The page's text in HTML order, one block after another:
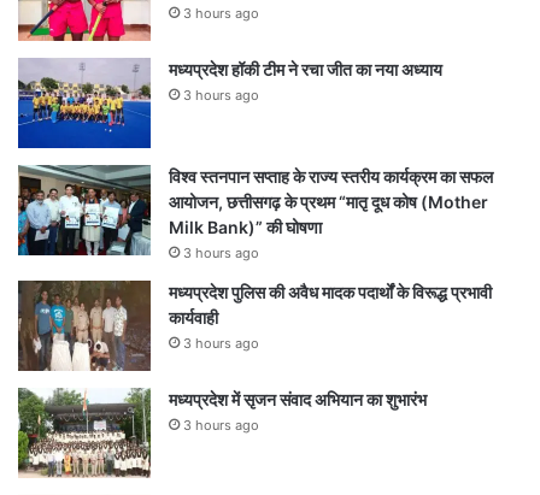
3 hours ago
मध्यप्रदेश हॉकी टीम ने रचा जीत का नया अध्याय
3 hours ago
विश्व स्तनपान सप्ताह के राज्य स्तरीय कार्यक्रम का सफल
आयोजन, छत्तीसगढ़ के प्रथम “मातृ दूध कोष (Mother
Milk Bank)” की घोषणा
3 hours ago
मध्यप्रदेश पुलिस की अवैध मादक पदार्थों के विरूद्ध प्रभावी
कार्यवाही
3 hours ago
मध्यप्रदेश में सृजन संवाद अभियान का शुभारंभ
3 hours ago